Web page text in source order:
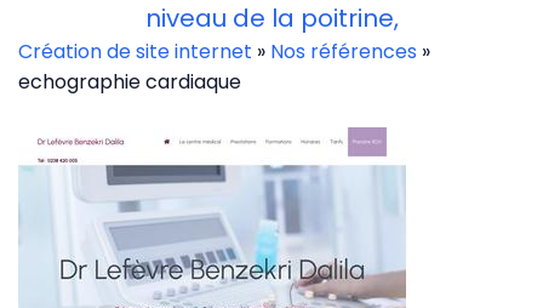
niveau de la poitrine,
Création de site internet » Nos références »
echographie cardiaque